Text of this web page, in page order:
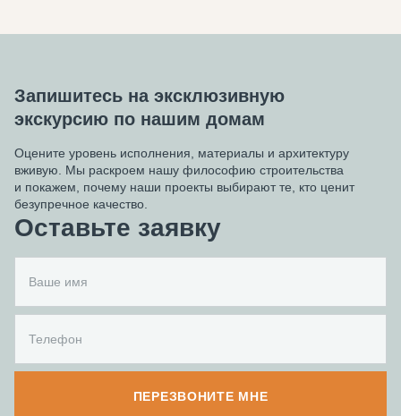
Оставьте заявку
ПЕРЕЗВОНИТЕ МНЕ
Запишитесь на эксклюзивную
экскурсию по нашим домам
Оцените уровень исполнения, материалы и архитектуру
вживую. Мы раскроем нашу философию строительства
и покажем, почему наши проекты выбирают те, кто ценит
безупречное качество.